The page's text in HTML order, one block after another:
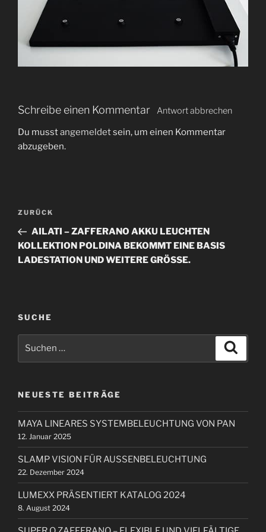
Schreibe einen Kommentar Antwort abbrechen
Du musstangemeldetsein, um einen Kommentar
abzugeben.
i
t
s
n
i
a
t
i
o
n
V
o
r
h
g
t
r
a
g
ZURÜCK
AILATI – ZAFFERANO AKKU LEUCHTEN
KOLLEKTION POLDINA BEKOMMT EINE BASIS
LADESTATION UND WEITERE GRÖSSE.
SUCHE
e
n
n
a
c
h
:
c
NEUESTE BEITRÄGE
MAYA LINEARES SYSTEMBELEUCHTUNG VON PAN
12. Januar 2025
SLAMP VISION FÜR AUSSENBELEUCHTUNG
22. Dezember 2024
LUMEXX PRÄSENTIERT KATALOG 2024
8. August 2024